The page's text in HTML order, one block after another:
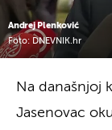
Andrej Plenković
Foto: DNEVNIK.hr
Na današnjoj
Jasenovac